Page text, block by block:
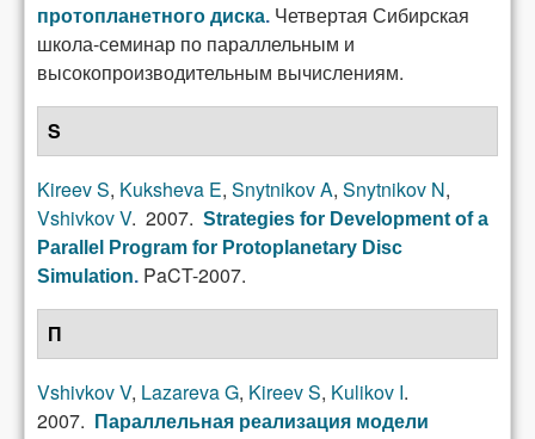
протопланетного диска. Четвертая Сибирская
школа-семинар по параллельным и
высокопроизводительным вычислениям.
S
Kireev S, Kuksheva E, Snytnikov A, Snytnikov N,
Vshivkov V. 2007. Strategies for Development of a
Parallel Program for Protoplanetary Disc
Simulation. PaCT-2007.
П
Vshivkov V, Lazareva G, Kireev S, Kulikov I.
2007.
Параллельная реализация модели